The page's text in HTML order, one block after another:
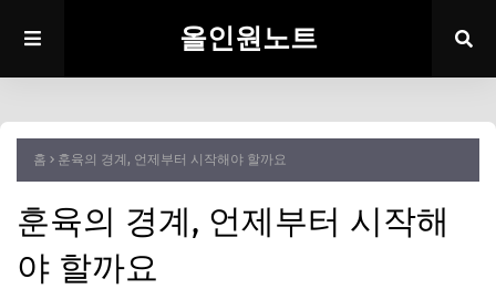
올인원노트
홈 훈육의 경계, 언제부터 시작해야 할까요
훈육의 경계, 언제부터 시작해
야 할까요